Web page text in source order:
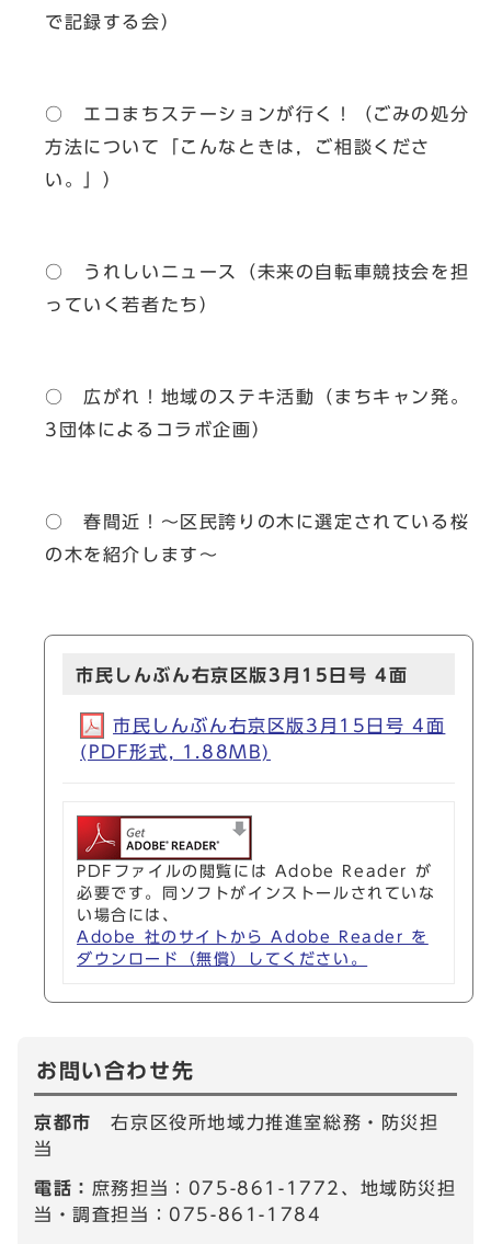
で記録する会）
○ エコまちステーションが行く！（ごみの処分
方法について「こんなときは，ご相談くださ
い。」）
○ うれしいニュース（未来の自転車競技会を担
っていく若者たち）
○ 広がれ！地域のステキ活動（まちキャン発。
3団体によるコラボ企画）
○ 春間近！～区民誇りの木に選定されている桜
の木を紹介します～
市民しんぶん右京区版3月15日号 4面
市民しんぶん右京区版3月15日号 4面
(PDF形式, 1.88MB)
PDFファイルの閲覧には Adobe Reader が
必要です。同ソフトがインストールされていな
い場合には、
Adobe 社のサイトから Adobe Reader を
ダウンロード（無償）してください。
お問い合わせ先
京都市右京区役所地域力推進室総務・防災担
当
電話： 庶務担当：075-861-1772、地域防災担
当・調査担当：075-861-1784